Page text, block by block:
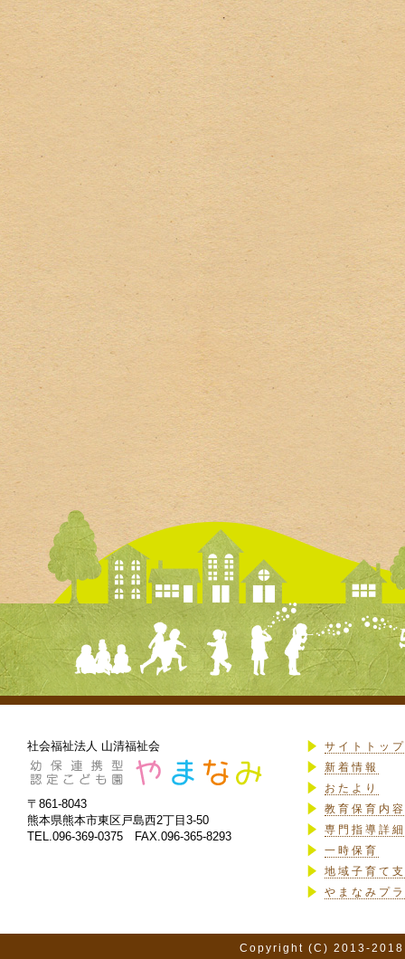
社会福祉法人 山清福祉会
〒861-8043
熊本県熊本市東区戸島西2丁目3-50
TEL.096-369-0375 FAX.096-365-8293
サイトトップ
新着情報
おたより
教育保育内
専門指導詳細
一時保育
地域子育て
やまなみプ
Copyright (C) 2013-